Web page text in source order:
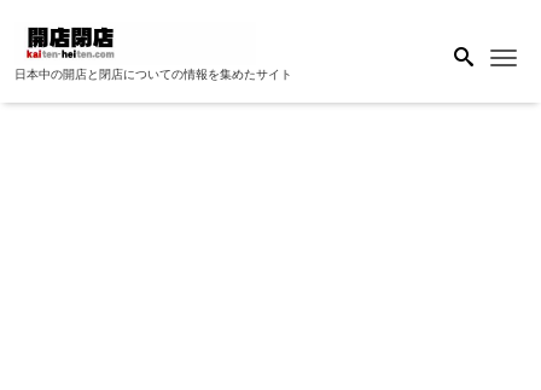
日本中の開店と閉店についての情報を集めたサイト